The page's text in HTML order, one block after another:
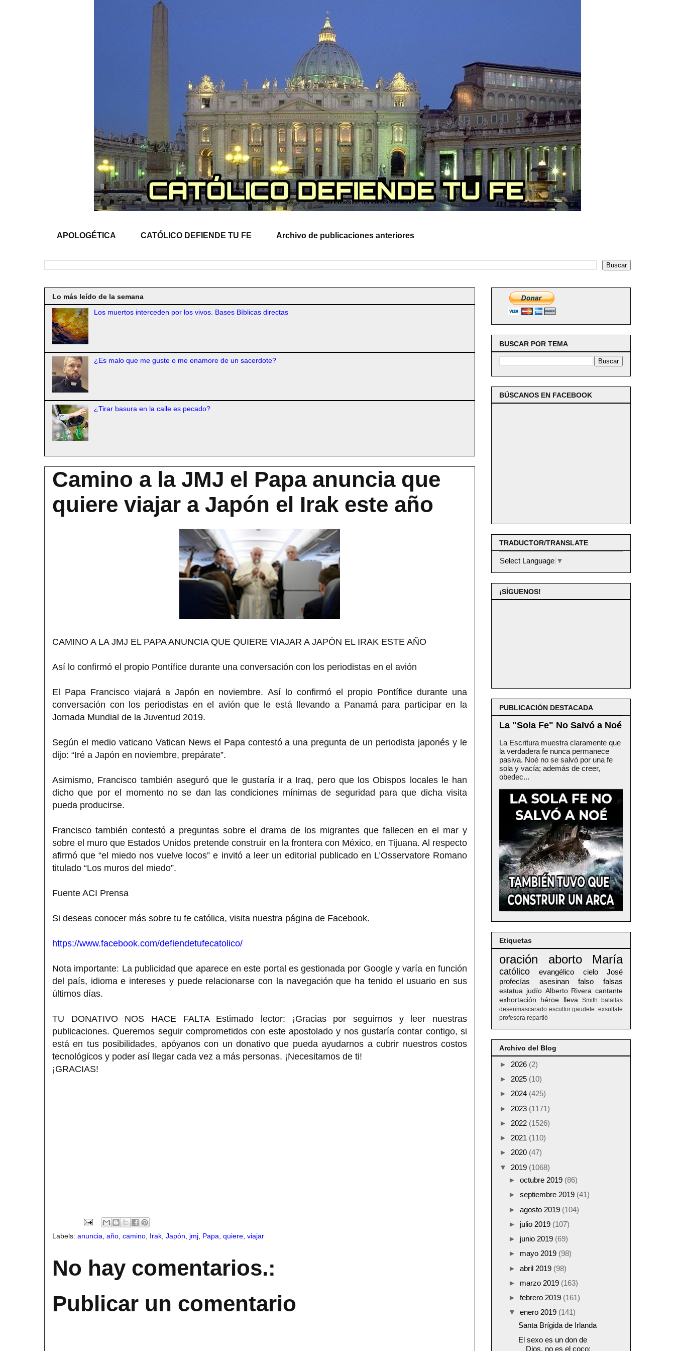
APOLOGÉTICA CATÓLICO DEFIENDE TU FE Archivo de publicaciones anteriores
Lo más leído de la semana
Los muertos interceden por los vivos. Bases Bíblicas directas
¿Es malo que me guste o me enamore de un sacerdote?
¿Tirar basura en la calle es pecado?
Camino a la JMJ el Papa anuncia que
quiere viajar a Japón el Irak este año
CAMINO A LA JMJ EL PAPA ANUNCIA QUE QUIERE VIAJAR A JAPÓN EL IRAK ESTE AÑO
Así lo confirmó el propio Pontífice durante una conversación con los periodistas en el avión
El Papa Francisco viajará a Japón en noviembre. Así lo confirmó el propio Pontífice durante una
conversación con los periodistas en el avión que le está llevando a Panamá para participar en la
Jornada Mundial de la Juventud 2019.
Según el medio vaticano Vatican News el Papa contestó a una pregunta de un periodista japonés y le
dijo: “Iré a Japón en noviembre, prepárate”.
Asimismo, Francisco también aseguró que le gustaría ir a Iraq, pero que los Obispos locales le han
dicho que por el momento no se dan las condiciones mínimas de seguridad para que dicha visita
pueda producirse.
Francisco también contestó a preguntas sobre el drama de los migrantes que fallecen en el mar y
sobre el muro que Estados Unidos pretende construir en la frontera con México, en Tijuana. Al respecto
afirmó que “el miedo nos vuelve locos” e invitó a leer un editorial publicado en L’Osservatore Romano
titulado “Los muros del miedo”.
Fuente ACI Prensa
Si deseas conocer más sobre tu fe católica, visita nuestra página de Facebook.
https://www.facebook.com/defiendetufecatolico/
Nota importante: La publicidad que aparece en este portal es gestionada por Google y varía en función
del país, idioma e intereses y puede relacionarse con la navegación que ha tenido el usuario en sus
últimos días.
TU DONATIVO NOS HACE FALTA Estimado lector: ¡Gracias por seguirnos y leer nuestras
publicaciones. Queremos seguir comprometidos con este apostolado y nos gustaría contar contigo, si
está en tus posibilidades, apóyanos con un donativo que pueda ayudarnos a cubrir nuestros costos
tecnológicos y poder así llegar cada vez a más personas. ¡Necesitamos de ti!
¡GRACIAS!
Labels: anuncia año camino Irak Japón jmj Papa quiere viajar
No hay comentarios.:
Publicar un comentario
BUSCAR POR TEMA
BÚSCANOS EN FACEBOOK
TRADUCTOR/TRANSLATE
Select Language ▼
¡SÍGUENOS!
PUBLICACIÓN DESTACADA
La "Sola Fe" No Salvó a Noé
La Escritura muestra claramente que
la verdadera fe nunca permanece
pasiva. Noé no se salvó por una fe
sola y vacía; además de creer,
obedec...
Etiquetas
oración aborto María
católico evangélico cielo
José
profecías
asesinan falso falsas
estatua judío Alberto Rivera cantante
exhortación
héroe lleva Smith
batallas
desenmascarado escultor gaudete. exsultate
profesora repartió
Archivo del Blog
► 2026 (2)
► 2025 (10)
► 2024 (425)
► 2023 (1171)
► 2022 (1526)
► 2021 (110)
► 2020 (47)
▼ 2019 (1068)
► octubre 2019 (86)
► septiembre 2019 (41)
► agosto 2019 (104)
► julio 2019 (107)
► junio 2019 (69)
► mayo 2019 (98)
► abril 2019 (98)
► marzo 2019 (163)
► febrero 2019 (161)
▼ enero 2019 (141)
Santa Brígida de Irlanda
El sexo es un don de
Dios, no es el coco: